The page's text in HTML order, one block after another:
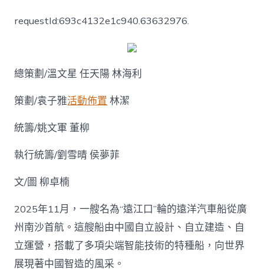
司
貨
運
技
術
requestId:693c4132e1c940.63632976.
總策劃/溫文星 任天陽 林海利
策劃/袁子雅活動佈置 林潔
統籌/姚文軍 董柳
執行統籌/劉雪晴 侯夢菲
文/圖 柳卓楠
2025年11月，一艘名為“遠江口”輪的遠洋汽車船從廣
州南沙首航。這艘船由中國自立設計、自立建造、自
立運營，搭載了多項尖端智能技術的特種船，向世界
展現著中國智造的風采。